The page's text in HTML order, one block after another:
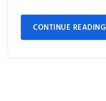
CONTINUE READING